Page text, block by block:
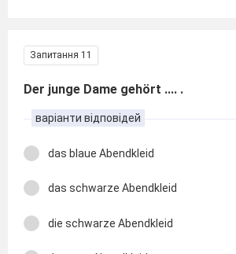
Запитання 11
Der junge Dame gehört .... .
варіанти відповідей
das blaue Abendkleid
das schwarze Abendkleid
die schwarze Abendkleid